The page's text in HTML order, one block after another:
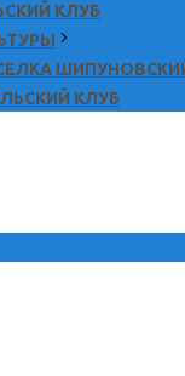
КЛУБ
КЛУБ